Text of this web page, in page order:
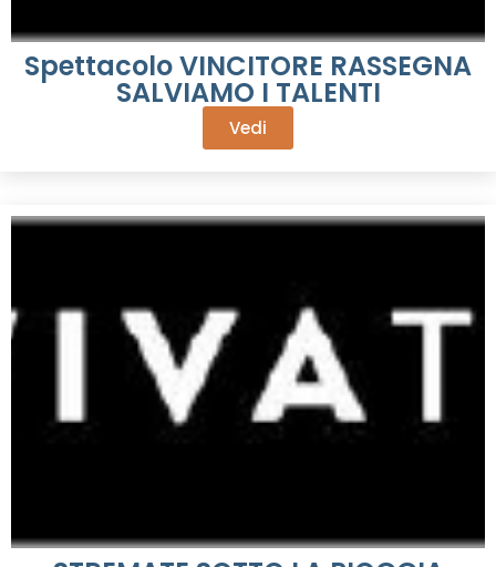
Spettacolo VINCITORE RASSEGNA
SALVIAMO I TALENTI
Vedi